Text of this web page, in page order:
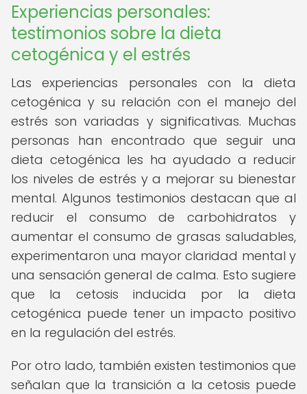
Experiencias personales:
testimonios sobre la dieta
cetogénica y el estrés
Las experiencias personales con la dieta
cetogénica y su relación con el manejo del
estrés son variadas y significativas. Muchas
personas han encontrado que seguir una
dieta cetogénica les ha ayudado a reducir
los niveles de estrés y a mejorar su bienestar
mental. Algunos testimonios destacan que al
reducir el consumo de carbohidratos y
aumentar el consumo de grasas saludables,
experimentaron una mayor claridad mental y
una sensación general de calma. Esto sugiere
que la cetosis inducida por la dieta
cetogénica puede tener un impacto positivo
en la regulación del estrés.
Por otro lado, también existen testimonios que
señalan que la transición a la cetosis puede